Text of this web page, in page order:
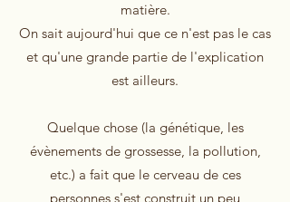
matière.
On sait aujourd'hui que ce n'est pas le cas
et qu'une grande partie de l'explication
est ailleurs.
Quelque chose (la génétique, les
évènements de grossesse, la pollution,
etc.) a fait que le cerveau de ces
personnes s'est construit un peu